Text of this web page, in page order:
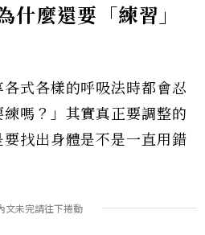
什麼還要「練習」
式各樣的呼吸法時都會忍
嗎？」其實真正要調整的
找出身體是不是一直用錯